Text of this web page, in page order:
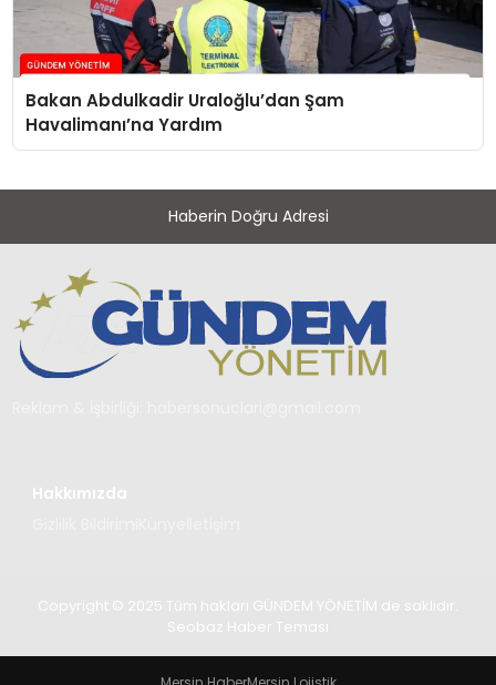
Bakan Abdulkadir Uraloğlu’dan Şam
Havalimanı’na Yardım
Haberin Doğru Adresi
Hakkımızda
Copyright © 2025 Tüm hakları GÜNDEM YÖNETİM de saklıdır.
Seobaz Haber Teması